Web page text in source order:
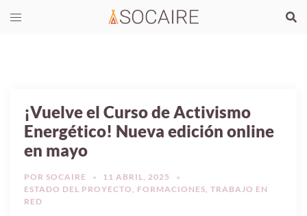
¡Vuelve el Curso de Activismo
Energético! Nueva edición online
en mayo
POR SOCAIRE
11 ABRIL, 2025
ESTADO DEL PROYECTO, FORMACIONES, TRABAJO EN
RED